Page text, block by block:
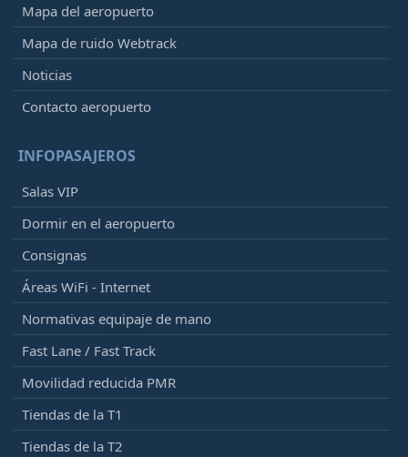
Mapa del aeropuerto
Mapa de ruido Webtrack
Noticias
Contacto aeropuerto
INFOPASAJEROS
Salas VIP
Dormir en el aeropuerto
Consignas
Áreas WiFi - Internet
Normativas equipaje de mano
Fast Lane / Fast Track
Movilidad reducida PMR
Tiendas de la T1
Tiendas de la T2